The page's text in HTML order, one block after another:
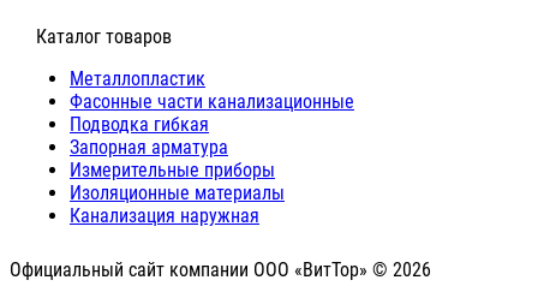
⠀Каталог товаров
Металлопластик
Фасонные части канализационные
Подводка гибкая
Запорная арматура
Измерительные приборы
Изоляционные материалы
Канализация наружная
Официальный сайт компании ООО «ВитТор» © 2026